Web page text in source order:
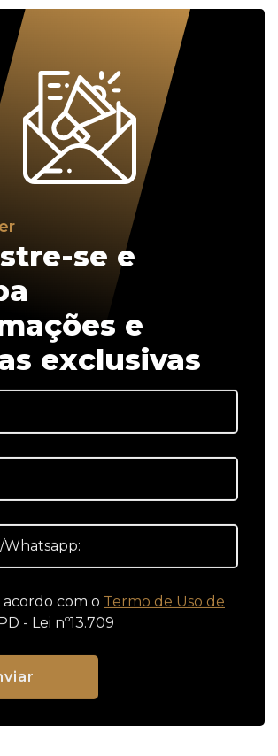
se e
e
exclusivas
com o Termo de Uso de
- Lei nº13.709